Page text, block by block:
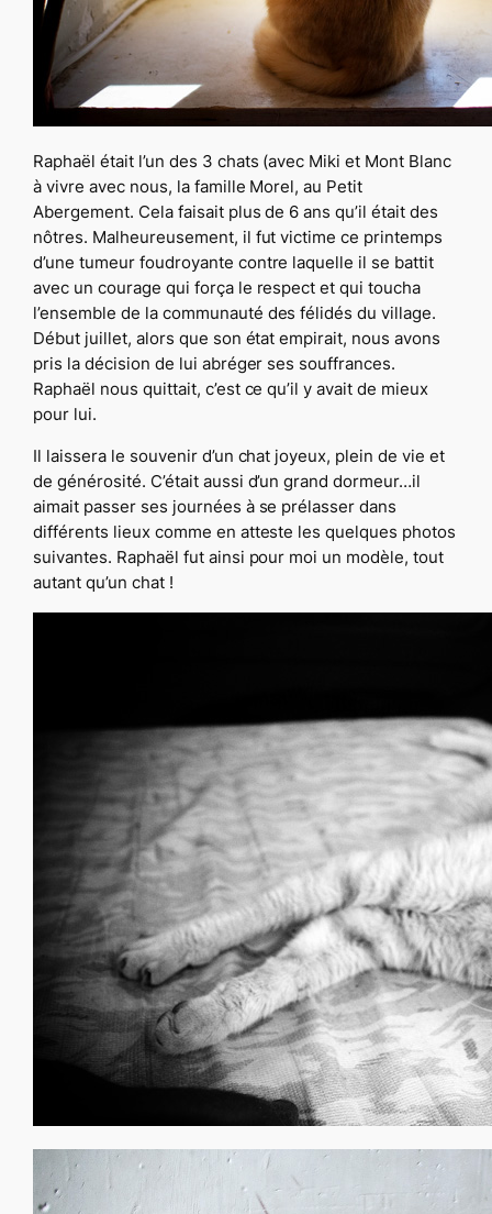
Raphaël était l’un des 3 chats (avec Miki et Mont Blanc
à vivre avec nous, la famille Morel, au Petit
Abergement. Cela faisait plus de 6 ans qu’il était des
nôtres. Malheureusement, il fut victime ce printemps
d’une tumeur foudroyante contre laquelle il se battit
avec un courage qui força le respect et qui toucha
l’ensemble de la communauté des félidés du village.
Début juillet, alors que son état empirait, nous avons
pris la décision de lui abréger ses souffrances.
Raphaël nous quittait, c’est ce qu’il y avait de mieux
pour lui.
Il laissera le souvenir d’un chat joyeux, plein de vie et
de générosité. C’était aussi d’un grand dormeur…il
aimait passer ses journées à se prélasser dans
différents lieux comme en atteste les quelques photos
suivantes. Raphaël fut ainsi pour moi un modèle, tout
autant qu’un chat !